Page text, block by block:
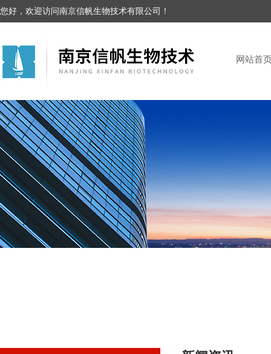
您好，欢迎访问南京信帆生物技术有限公司！
网站首